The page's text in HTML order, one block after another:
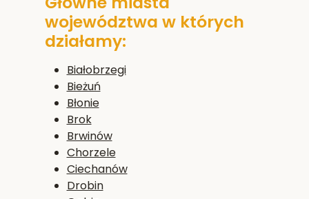
województwa w których
działamy:
Białobrzegi
Bieżuń
Błonie
Brok
Brwinów
Chorzele
Ciechanów
Drobin